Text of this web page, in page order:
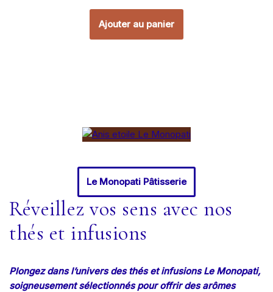
Ajouter au panier
Le Monopati Pâtisserie
Réveillez vos sens avec nos
thés et infusions
Plongez dans l’univers des thés et infusions Le Monopati,
soigneusement sélectionnés pour offrir des arômes